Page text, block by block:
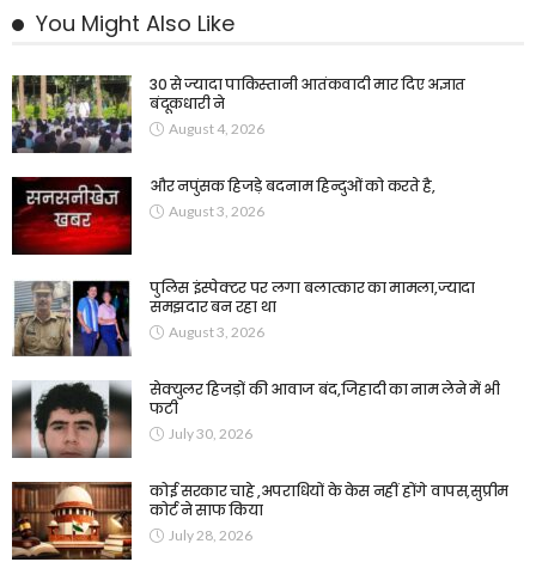
You Might Also Like
30 से ज्यादा पाकिस्तानी आतंकवादी मार दिए अज्ञात
बंदूकधारी ने
August 4, 2026
और नपुंसक हिजड़े बदनाम हिन्दुओं को करते है,
August 3, 2026
पुलिस इंस्पेक्टर पर लगा बलात्कार का मामला,ज्यादा
समझदार बन रहा था
August 3, 2026
सेक्युलर हिजड़ों की आवाज बंद,जिहादी का नाम लेने में भी
फटी
July 30, 2026
कोई सरकार चाहे ,अपराधियों के केस नहीं होंगे वापस,सुप्रीम
कोर्ट ने साफ किया
July 28, 2026